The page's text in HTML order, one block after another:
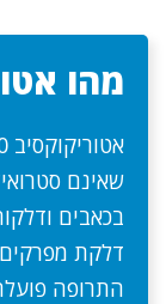
מהו
בכאבים
דלקת מפרקים